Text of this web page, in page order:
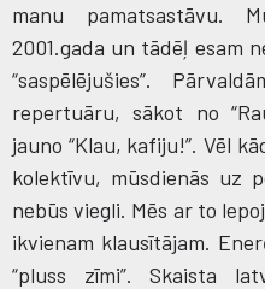
manu pamatsastāvu.
2001.gada un tādēļ esam
“saspēlējušies”.
repertuāru, sākot no
jauno “Klau, kafiju!”. Vēl
kolektīvu, mūsdienās uz
nebūs viegli. Mēs ar to
ikvienam klausītājam.
“pluss zīmi”. Skaista